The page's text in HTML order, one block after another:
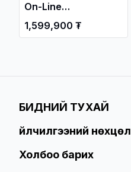
On-Line
1000VA/800W Rack
UPS / Тог Баригч
1,599,900 ₮
БИДНИЙ ТУХАЙ
Үйлчилгээний нөхцөл
Холбоо барих